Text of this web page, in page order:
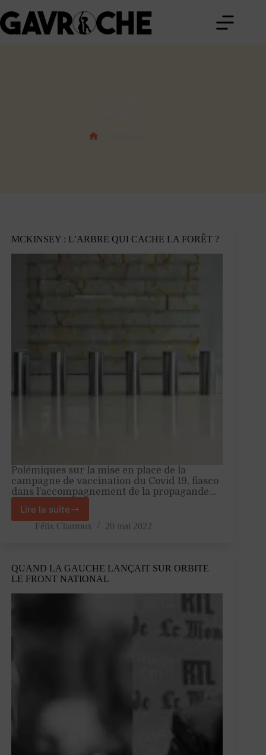
au
contenu
MCKINSEY : L’ARBRE QUI CACHE LA FORÊT ?
Polémiques sur la mise en place de la
campagne de vaccination du Covid 19, fiasco
dans l’accompagnement de la propagande…
Lire la suite
McKinsey
:
la
forêt
?
Félix Charroux 20 mai 2022
QUAND LA GAUCHE LANÇAIT SUR ORBITE
LE FRONT NATIONAL